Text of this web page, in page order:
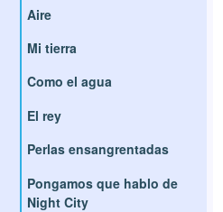
Aire
Mi tierra
Como el agua
El rey
Perlas ensangrentadas
Pongamos que hablo de
Night City